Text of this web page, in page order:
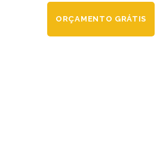
ORÇAMENTO GRÁTIS